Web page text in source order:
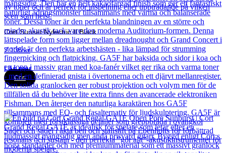
Cort Sunset Nylectric II Black
7 135kr
Läs mer
Cort